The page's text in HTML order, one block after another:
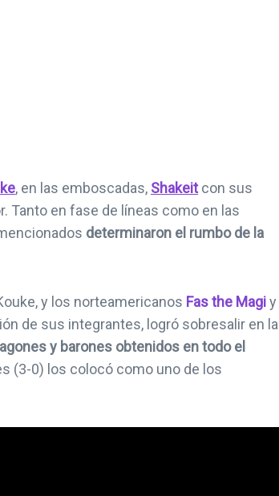
, en las emboscadas, Shakeitcon sus
Tanto en fase de líneas como en las
determinaron el rumbo de la
y los norteamericanos Fas the Magiy
de sus integrantes, logró sobresalir en la
y barones obtenidos en todo el
(3-0) los colocó como uno de los